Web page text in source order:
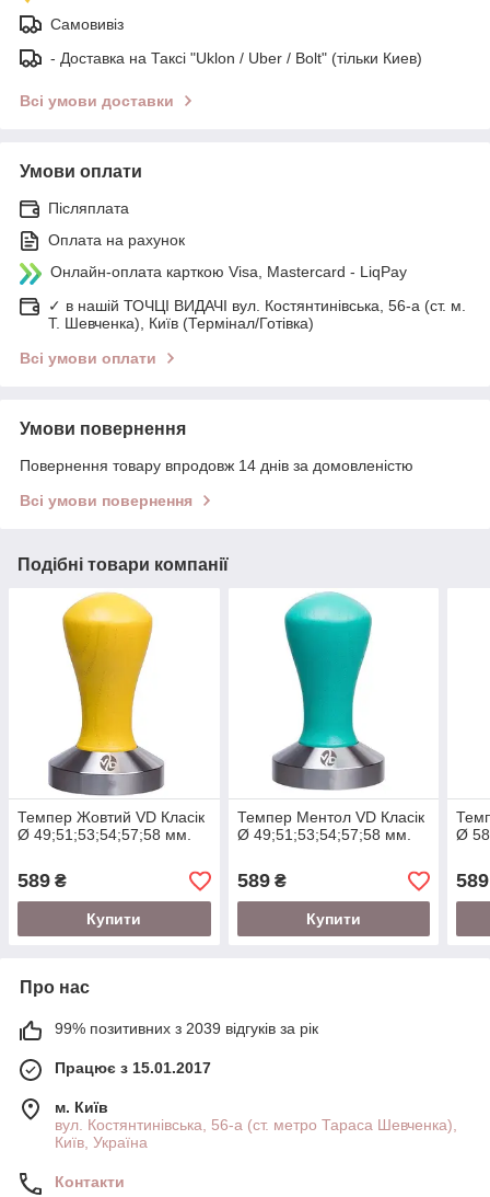
Самовивіз
- Доставка на Таксі "Uklon / Uber / Bolt" (тільки Киев)
Всі умови доставки
Умови оплати
Післяплата
Оплата на рахунок
Онлайн-оплата карткою Visa, Mastercard - LiqPay
✓ в нашій ТОЧЦІ ВИДАЧІ вул. Костянтинівська, 56-а (ст. м.
Т. Шевченка), Київ (Термінал/Готівка)
Всі умови оплати
Умови повернення
Повернення товару впродовж 14 днів за домовленістю
Всі умови повернення
Подібні товари компанії
Темпер Жовтий VD Класік
Ø 49;51;53;54;57;58 мм.
589 ₴
Купити
Темпер Ментол VD Класік
Ø 49;51;53;54;57;58 мм.
589₴
Купити
Ø
589
Про нас
99% позитивних з 2039 відгуків за рік
Працює з 15.01.2017
м. Київ
вул. Костянтинівська, 56-а (ст. метро Тараса Шевченка),
Київ, Україна
Контакти